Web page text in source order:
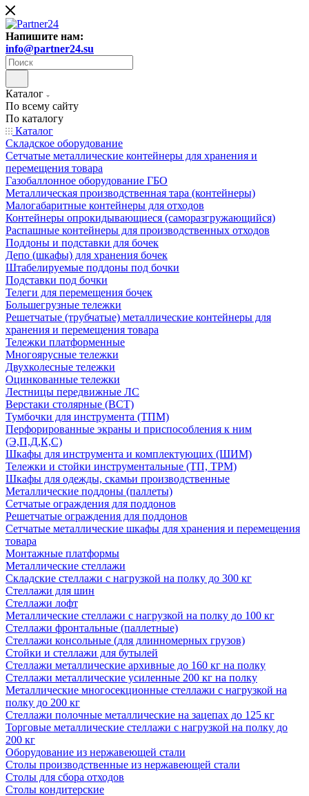
Напишите нам:
info@partner24.su
Каталог
По всему сайту
По каталогу
Каталог
Складское оборудование
Сетчатые металлические контейнеры для хранения и
перемещения товара
Газобаллонное оборудование ГБО
Металлическая производственная тара (контейнеры)
Малогабаритные контейнеры для отходов
Контейнеры опрокидывающиеся (саморазгружающийся)
Распашные контейнеры для производственных отходов
Поддоны и подставки для бочек
Депо (шкафы) для хранения бочек
Штабелируемые поддоны под бочки
Подставки под бочки
Телеги для перемещения бочек
Большегрузные тележки
Решетчатые (трубчатые) металлические контейнеры для
хранения и перемещения товара
Тележки платформенные
Многоярусные тележки
Двухколесные тележки
Оцинкованные тележки
Лестницы передвижные ЛС
Верстаки столярные (ВСТ)
Тумбочки для инструмента (ТПМ)
Перфорированные экраны и приспособления к ним
(Э,П,Д,К,С)
Шкафы для инструмента и комплектующих (ШИМ)
Тележки и стойки инструментальные (ТП, ТРМ)
Шкафы для одежды, скамьи производственные
Металлические поддоны (паллеты)
Сетчатые ограждения для поддонов
Решетчатые ограждения для поддонов
Сетчатые металлические шкафы для хранения и перемещения
товара
Монтажные платформы
Металлические стеллажи
Складские стеллажи с нагрузкой на полку до 300 кг
Стеллажи для шин
Стеллажи лофт
Металлические стеллажи с нагрузкой на полку до 100 кг
Стеллажи фронтальные (паллетные)
Стеллажи консольные (для длинномерных грузов)
Стойки и стеллажи для бутылей
Стеллажи металлические архивные до 160 кг на полку
Стеллажи металлические усиленные 200 кг на полку
Металлические многосекционные стеллажи с нагрузкой на
полку до 200 кг
Стеллажи полочные металлические на зацепах до 125 кг
Торговые металлические стеллажи с нагрузкой на полку до
200 кг
Оборудование из нержавеющей стали
Столы производственные из нержавеющей стали
Столы для сбора отходов
Столы кондитерские